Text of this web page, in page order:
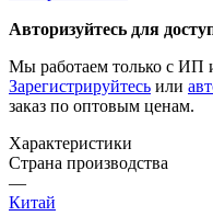
Авторизуйтесь для
Мы работаем только с ИП
Зарегистрируйтесь или
заказ по оптовым ценам.
Характеристики
Страна производства
—
Китай